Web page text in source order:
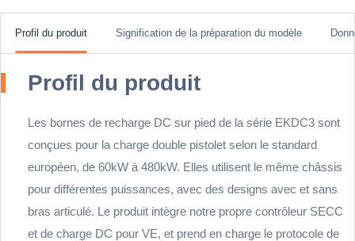
Profil du produit Signification de la préparation du modèle
Profil du produit
Les bornes de recharge DC sur pied de la série EKDC3 sont
conçues pour la charge double pistolet selon le standard
européen, de 60kW à 480kW. Elles utilisent le même châssis
pour différentes puissances, avec des designs avec et sans
bras articulé. Le produit intègre notre propre contrôleur SECC
et de charge DC pour VE, et prend en charge le protocole de